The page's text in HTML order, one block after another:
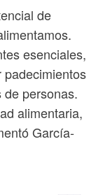
de
esenciales,
padecimientos
personas.
alimentaria,
García-